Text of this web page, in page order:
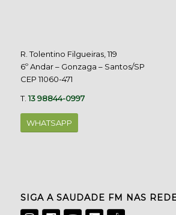
R. Tolentino Filgueiras, 119
6º Andar – Gonzaga – Santos/SP
CEP 11060-471
T.13 98844-0997
WHATSAPP
SIGA A SAUDADE FM NAS